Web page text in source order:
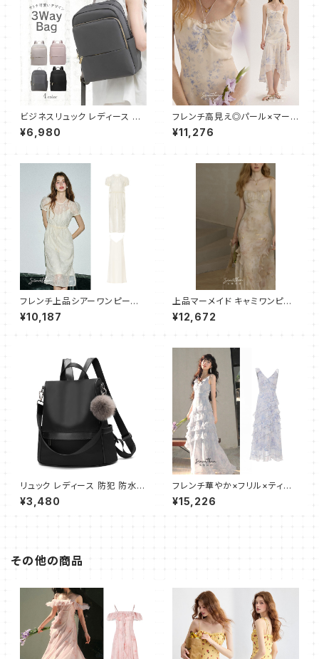
ビジネスリュック レディース リ
ュック リュックサック 軽量 大容
量 ビジネスバッグ リュック 通学
¥6,980
フレンチ高見え◎パール×マーメ
イドキャミワンピース
¥11,276
フレンチ上品シアーワンピース×
キャミワンピ 2点セット
¥10,187
上品マーメイド キャミワンピー
ス パーティードレス ロング
¥12,672
リュック レディース 防犯 防水
軽量 リュックサック ショルダー
ハンドバッグ 3way マザーズバ
ッグ 女の子 リュック 大容量 人
¥3,480
フレンチ華やか×フリル×ティア
ードキャミワンピース
¥15,226
その他の商品